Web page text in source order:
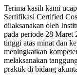
Terima kasih kami
Sertifikasi Certified
dilaksanakan oleh
pada periode 28
tinggi atas minat dan
meningkatkan
melaksanakan
praktik di bidang